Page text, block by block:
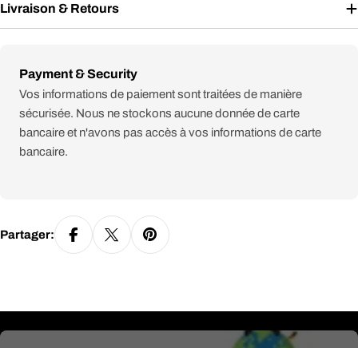
Livraison & Retours
Payment & Security
Modes
de
paiement
Vos informations de paiement sont traitées de manière
sécurisée. Nous ne stockons aucune donnée de carte
bancaire et n'avons pas accès à vos informations de carte
bancaire.
Partager: